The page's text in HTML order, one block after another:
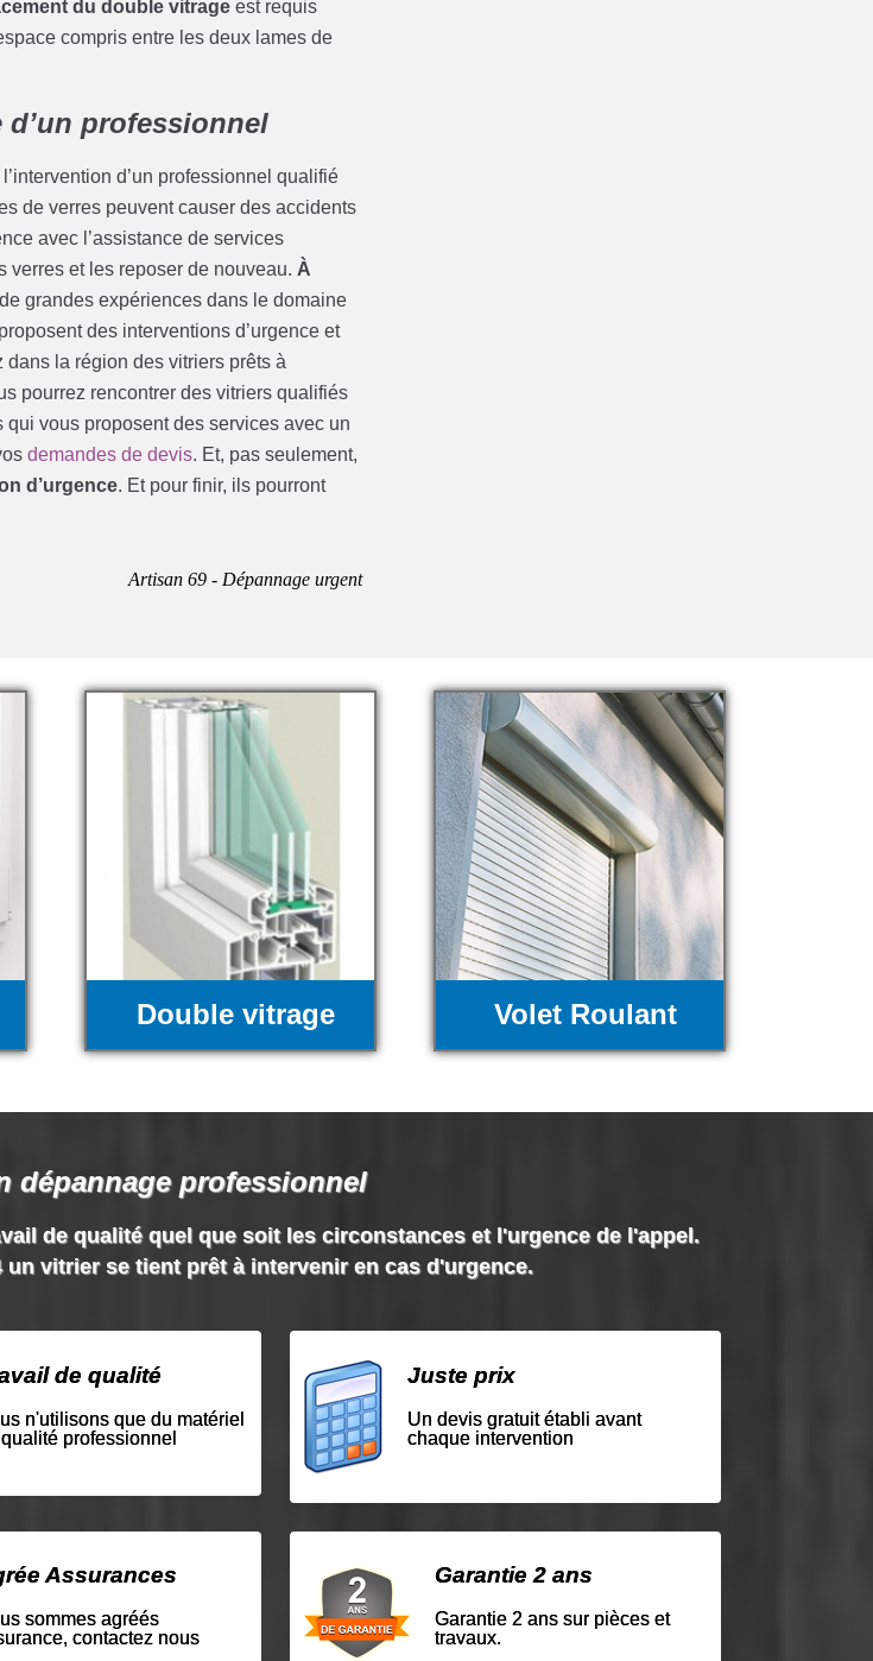
du double vitrage est requis
compris entre les deux lames de
d’un professionnel
d’un professionnel qualifié
de verres peuvent causer des accidents
avec l’assistance de services
verres et les reposer de nouveau. À
grandes expériences dans le domaine
des interventions d’urgence et
la région des vitriers prêts à
pourrez rencontrer des vitriers qualifiés
vous proposent des services avec un
demandes de devis. Et, pas seulement,
d’urgence. Et pour finir, ils pourront
Artisan 69 - Dépannage urgent
Double vitrage Volet Roulant
dépannage professionnel
de qualité quel que soit les circonstances et l'urgence de l'appel.
un vitrier se tient prêt à intervenir en cas d'urgence.
de qualité
n'utilisons que du matériel
professionnel
Juste prix
Un devis gratuit établi avant
chaque intervention
Assurances
sommes agréés
contactez nous
Garantie 2 ans
Garantie 2 ans sur pièces et
travaux.